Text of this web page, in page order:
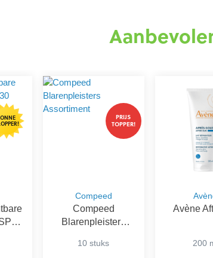
PRIJS
TOPPER!
Compeed
Compeed
Blarenpleisters
10 stuks
Avène
200